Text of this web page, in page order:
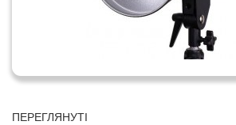
ПЕРЕГЛЯНУТІ